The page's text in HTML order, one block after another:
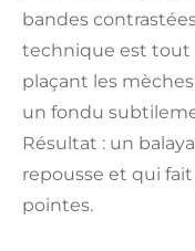
bandes
technique est tout
plaçant les
un fondu
Résultat : un
repousse et qui
pointes.